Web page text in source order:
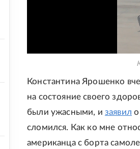
Константина Ярошенко
на состояние своего
были ужасными, и заявил
сломился. Как ко мне
американца с борта